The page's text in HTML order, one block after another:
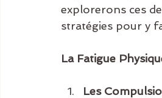
explorerons ces
stratégies pour y
La Fatigue
Les